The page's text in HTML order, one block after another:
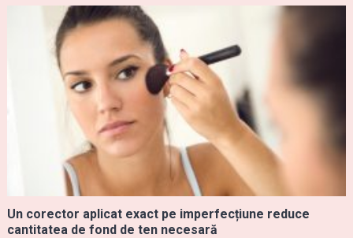
Un corector aplicat exact pe imperfecțiune reduce
cantitatea de fond de ten necesară